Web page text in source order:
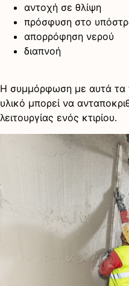
αντοχή σε θλίψη
πρόσφυση στο
απορρόφηση νερού
διαπνοή
Η συμμόρφωση με αυτά τα
υλικό μπορεί να
λειτουργίας ενός κτιρίου.